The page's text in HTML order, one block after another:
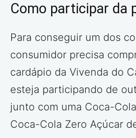
Como participar da
Para conseguir um dos
consumidor precisa
cardápio da Vivenda do
esteja participando de
junto com uma Coca-
Coca-Cola Zero Açúcar